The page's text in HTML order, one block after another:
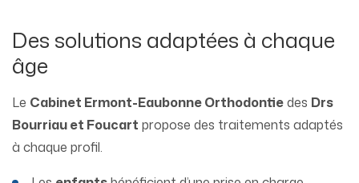
Des solutions adaptées à chaque
âge
Le Cabinet Ermont-Eaubonne Orthodontiedes Drs
Bourriau et Foucart propose des traitements adaptés
à chaque profil.